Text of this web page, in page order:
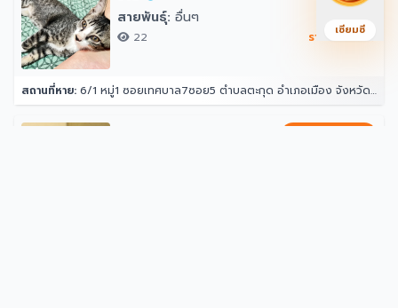
สายพันธุ์: อื่นๆ
22 รายละเอียด →
สถานที่หาย: 6/1 หมู่1 ซอยเทศบาล7ซอย5 ตำบลตะกุด อำเภอเมือง จังหวัดสระบุรี
เซียมซี